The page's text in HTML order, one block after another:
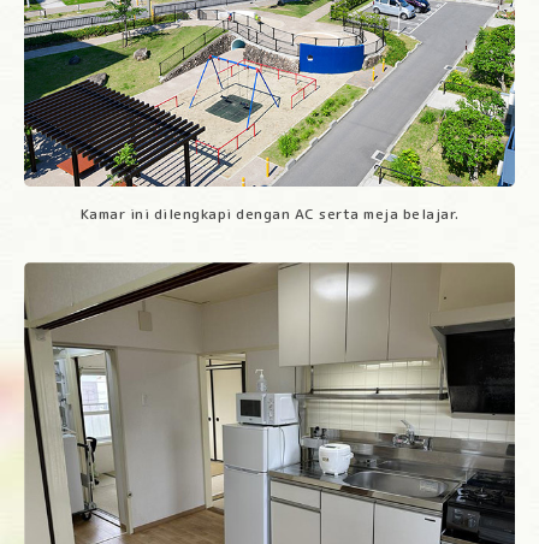
Kamar ini dilengkapi dengan AC serta meja belajar.